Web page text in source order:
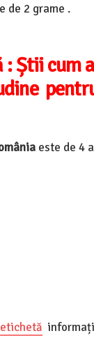
de 2 grame .
:Știi cum
este de 4
etichetă